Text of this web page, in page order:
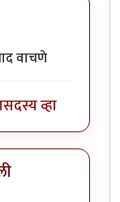
वाचणे
सदस्य व्हा